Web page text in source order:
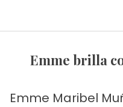
Emme brilla
Emme Maribel